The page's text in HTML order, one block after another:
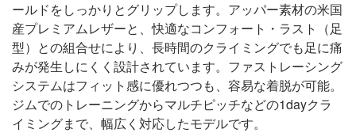
ールドをしっかりとグリップします。アッパー素材の米国
産プレミアムレザーと、快適なコンフォート・ラスト（足
型）との組合せにより、長時間のクライミングでも足に痛
みが発生しにくく設計されています。ファストレーシング
システムはフィット感に優れつつも、容易な着脱が可能。
ジムでのトレーニングからマルチピッチなどの1dayクラ
イミングまで、幅広く対応したモデルです。